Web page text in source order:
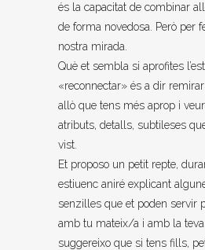
és la capacitat de combinar
de forma novedosa. Però per
nostra mirada.
Què et sembla si aprofites
«reconnectar» és a dir
allò que tens més aprop i
atributs, detalls, subtileses
vist.
Et proposo un petit repte,
estiuenc aniré explicant
senzilles que et poden servir
amb tu mateix/a i amb la teva
suggereixo que si tens fills,